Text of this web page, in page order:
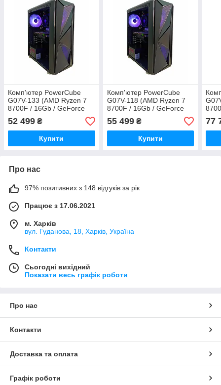
Комп'ютер PowerCube
G07V-133 (AMD Ryzen 7
8700F / 16Gb / GeForce
RTX 3070 8GB / SSD
512Gb / 700W / USB 3.2)
52 499 ₴
Купити
Комп'ютер PowerCube
G07V-118 (AMD Ryzen 7
8700F / 16Gb / GeForce
RTX 5050 8GB / SSD
512Gb / 500W / USB 3.2)
55 499₴
Купити
77
Про нас
97% позитивних з 148 відгуків за рік
Працює з 17.06.2021
м. Харків
вул. Гуданова, 18, Харків, Україна
Контакти
Сьогодні вихідний
Показати весь графік роботи
Про нас
Контакти
Доставка та оплата
Графік роботи